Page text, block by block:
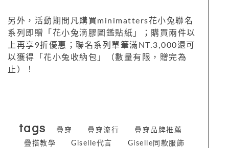
另外，活動期間凡購買minimatters花小兔聯名
系列即贈「花小兔滴膠圖鑑貼紙」；購買兩件以
上再享9折優惠；聯名系列單筆滿NT.3,000還可
以獲得「花小兔收納包」（數量有限，贈完為
止）！
tags 疊穿 疊穿流行
疊穿品牌推薦
疊搭教學
Giselle代言
Giselle同款服飾